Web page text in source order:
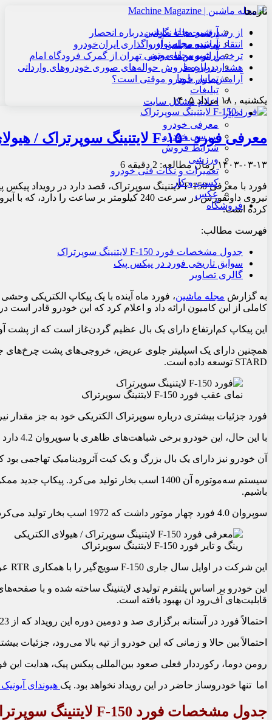
آرشیو مجله ماشین
آرشیو مجله نوآور
آرشیو مجله موتور
درباره ما
تماس با ما
تبلیغات
اعلام مشکل سایت
اخبار
معرفی خودرو
بررسی خودرو
شرایط فروش
ورزشی
تعمیرات و نکات فنی خودرو
کسب و کار
عکس
فروشگاه
تازه‌ها
از رشد قیمت‌ها تا نگرانی درباره انحصار
انتقاد نماینده مجلس از واگذاری ایران‌خودرو
ترخیص اتوبوس‌های چینی تهران از گمرک فرودگاه امام
هشدار درباره فروش حواله‌های صوری خودروهای وارداتی
آرامش بازار خودرو موقتی است؟
یکشنبه , ۱۸ مرداد ۱۴۰۵
معرفی فورد F-۱۵۰ لایتنینگ سوپرتراک / هیولای الکتریکی
۱۴۰۳-۰۳-۱۳زمان مطالعه: 2 دقیقه
نیروی داونفورس در سرعت 240 کیلومتر بر
کرده است.
فهرست مطالب:
جدول مشخصات فورد F-150 لایتنینگ سوپرتراک
سوابق تاریخی فورد در پیکس پیک
گالری تصاویر
به گزارش مجله ماشین، فورد ماه آینده با یک پیکاپ الکتریکی
کاملی از این کامیون ارائه داد و اعلام کرد که این خودرو قادر است در سرعت 150 مایل در ساعت، 6000 پوند نیروی
این پیکاپ کم‌ارتفاع دارای یک بال عظیم گردن‌غاز است که از پشت
همچنین دارای یک اسپلیتر جلوی عریض، خروجی‌های پشت چرخ‌های
STARD توسعه داده است.
نمای عقب فورد F-150 لایتنینگ سوپرتراک
فورد جزئیات بیشتری درباره سوپرتراک الکتریکی خود به جز مقدار
با این حال، این خودرو برخی شباهت‌های ظاهری با سوپروان 4.2 دارد که سال گذشته در رویداد هیلکلایمب شرکت کرده بود.
آن خودرو نیز دارای یک بال بزرگ و یک کیت آئرودینامیک تهاجمی بود که در طول 156 پیچ‌های مسیر آن را
سیستم سه‌موتوره آن 1400 اسب بخار تولید
باشیم.
سوپروان 4.0 فورد چهار موتور داشت که 1972 اسب بخار تولید می‌کرد.
رینگ و تایر فورد F-150 لایتنینگ سوپرتراک
این شرکت در اوایل سال جاری F-150 سویچ‌گیر را با همکاری RTR عرضه کرد.
این خودرو بر اساس پلتفرم تولیدی لایتنینگ ساخته شده و با
قابلیت‌های آف‌رود آن بهبود یافته است.
احتمالاً فورد در آستانه برگزاری صد و دومین دوره این رویداد که از 23 ژوئن آغاز می‌شود، به معرفی بیشتر این پیکاپ ادامه خواهد داد.
احتمالاً بین حالا و زمانی که این خودرو از تپه بالا می‌رود، جزئیات
رومن دوما، رکورددار فعلی صعود بین‌المللی پیکس پیک، هدایت این
اما تنها خودروساز حاضر در این رویداد نخواهد بود. یک هیوندای آیونیک
جدول مشخصات فورد F-150 لایتنینگ سوپرتراک